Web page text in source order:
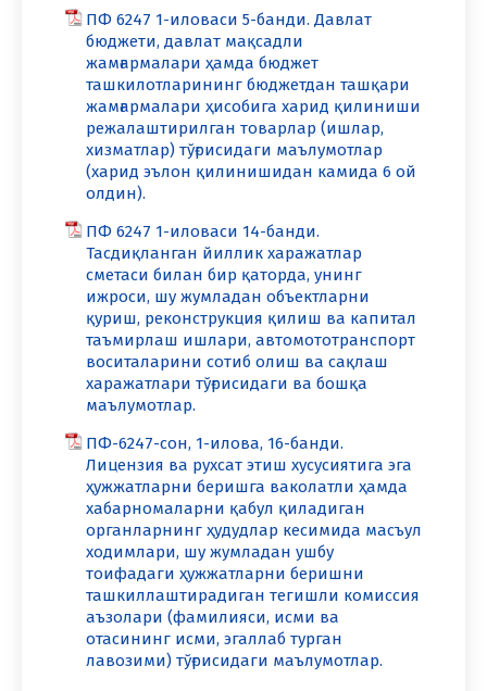
ПФ 6247 1-иловаси 5-банди. Давлат
бюджети, давлат мақсадли
жамғармалари ҳамда бюджет
ташкилотларининг бюджетдан ташқари
жамғармалари ҳисобига харид қилиниши
режалаштирилган товарлар (ишлар,
хизматлар) тўғрисидаги маълумотлар
(харид эълон қилинишидан камида 6 ой
олдин).
ПФ 6247 1-иловаси 14-банди.
Тасдиқланган йиллик харажатлар
сметаси билан бир қаторда, унинг
ижроси, шу жумладан объектларни
қуриш, реконструкция қилиш ва капитал
таъмирлаш ишлари, автомототранспорт
воситаларини сотиб олиш ва сақлаш
харажатлари тўғрисидаги ва бошқа
маълумотлар.
ПФ-6247-сон, 1-илова, 16-банди.
Лицензия ва рухсат этиш хусусиятига эга
ҳужжатларни беришга ваколатли ҳамда
хабарномаларни қабул қиладиган
органларнинг ҳудудлар кесимида масъул
ходимлари, шу жумладан ушбу
тоифадаги ҳужжатларни беришни
ташкиллаштирадиган тегишли комиссия
аъзолари (фамилияси, исми ва
отасининг исми, эгаллаб турган
лавозими) тўғрисидаги маълумотлар.